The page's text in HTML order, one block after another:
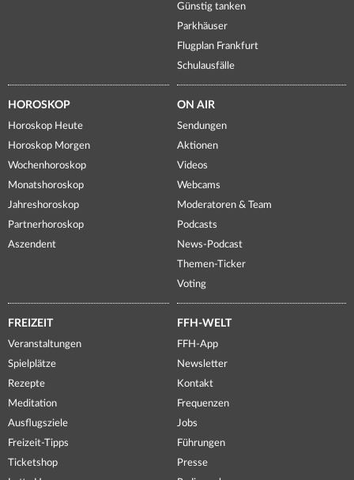
Günstig tanken
Parkhäuser
Flugplan Frankfurt
Schulausfälle
HOROSKOP
Horoskop Heute
Horoskop Morgen
Wochenhoroskop
Monatshoroskop
Jahreshoroskop
Partnerhoroskop
Aszendent
ON AIR
Sendungen
Aktionen
Videos
Webcams
Moderatoren & Team
Podcasts
News-Podcast
Themen-Ticker
Voting
FREIZEIT
Veranstaltungen
Spielplätze
Rezepte
Meditation
Ausflugsziele
Freizeit-Tipps
Ticketshop
FFH-WELT
FFH-App
Newsletter
Kontakt
Frequenzen
Jobs
Führungen
Presse